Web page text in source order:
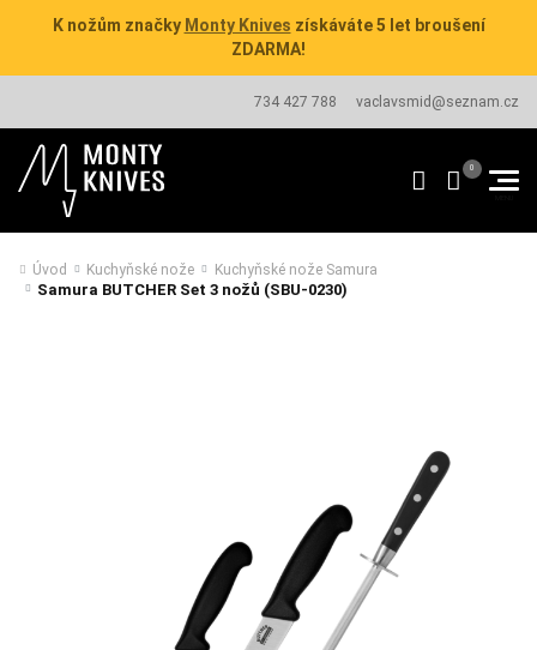
K nožům značky Monty Knives získáváte 5 let broušení
ZDARMA!
734 427 788 vaclavsmid@seznam.cz
Úvod Kuchyňské nože Kuchyňské nože Samura
Samura BUTCHER Set 3 nožů (SBU-0230)